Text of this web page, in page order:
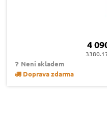
4
Není skladem
Doprava zdarma